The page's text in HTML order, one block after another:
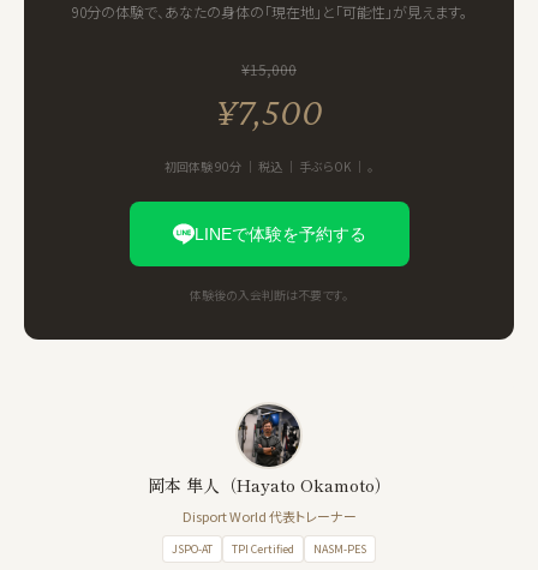
90分の体験で、あなたの身体の「現在地」と「可能性」が見えます。
¥15,000
¥7,500
初回体験 90分 ｜ 税込 ｜ 手ぶらOK ｜ 。
LINEで体験を予約する
体験後の入会判断は不要です。
岡本 隼人（Hayato Okamoto）
Disport World 代表トレーナー
JSPO-AT TPI Certified NASM-PES